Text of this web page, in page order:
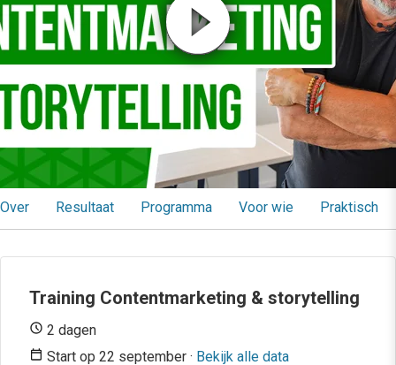
Over Resultaat Programma Voor wie Praktisch
Training Contentmarketing & storytelling
2 dagen
Start op 22 september · Bekijk alle data